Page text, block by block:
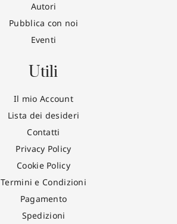
Autori
Pubblica con noi
Eventi
Utili
Il mio Account
Lista dei desideri
Contatti
Privacy Policy
Cookie Policy
Termini e Condizioni
Pagamento
Spedizioni